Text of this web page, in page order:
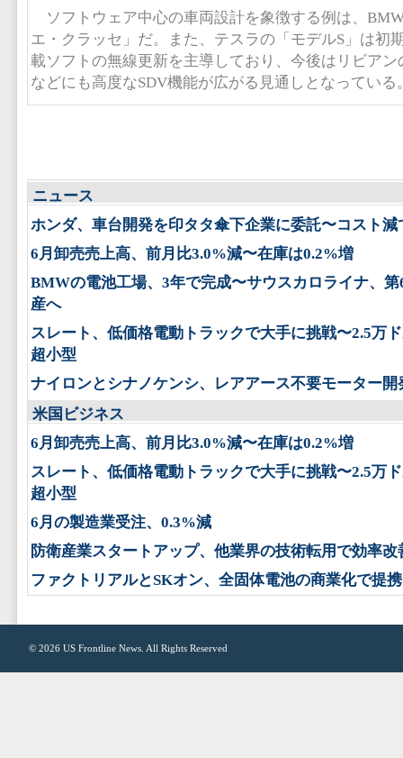
ソフトウェア中心の車両設計を象徴する例は、
エ・クラッセ」だ。また、テスラの「モデルS」は初
載ソフトの無線更新を主導しており、今後はリビアン
などにも高度なSDV機能が広がる見通しとなっている
ニュース
ホンダ、車台開発を印タタ傘下企業に委託〜コスト減
6月卸売売上高、前月比3.0%減〜在庫は0.2%増
BMWの電池工場、3年で完成〜サウスカロライナ、第
産へ
スレート、低価格電動トラックで大手に挑戦〜2.5万
超小型
ナイロンとシナノケンシ、レアアース不要モーター開
米国ビジネス
6月卸売売上高、前月比3.0%減〜在庫は0.2%増
スレート、低価格電動トラックで大手に挑戦〜2.5万
超小型
6月の製造業受注、0.3%減
防衛産業スタートアップ、他業界の技術転用で効率改
ファクトリアルとSKオン、全固体電池の商業化で提携
© 2026 US Frontline News . All Rights Reserved